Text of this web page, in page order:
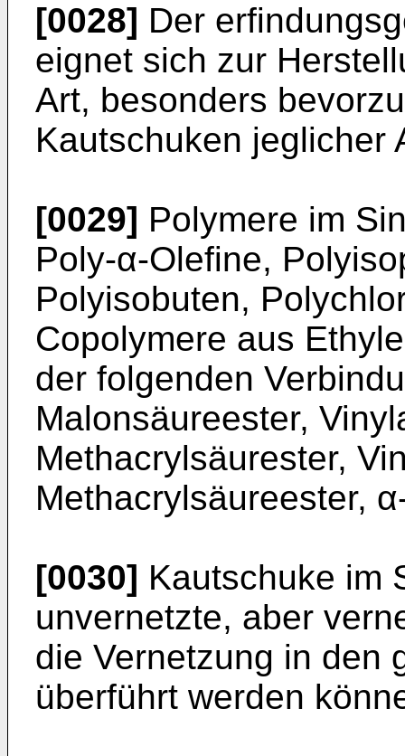
[0028] Der
eignet sich zur
Art, besonders
Kautschuken jeglicher
[0029] Polymere im
Poly-α-Olefine,
Polyisobuten,
Copolymere aus
der folgenden
Malonsäureester,
Methacrylsäurester,
Methacrylsäureester,
[0030] Kautschuke im
unvernetzte, aber
die Vernetzung in den
überführt werden